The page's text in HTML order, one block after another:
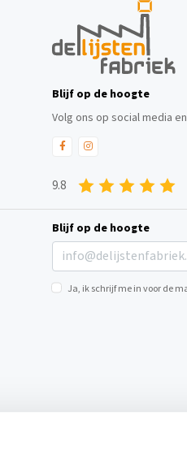
Blijf op de hoogte
Volg ons op social media
9.8
Blijf op de hoogte
Ja, ik schrijf me in voor de